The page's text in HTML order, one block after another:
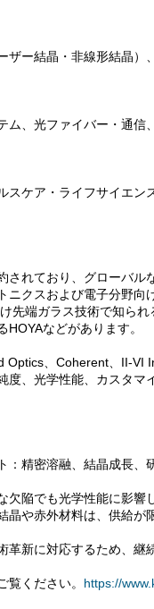
ザー結晶・非線形結晶
ム、光ファイバー・通
スケア・ライフサイエ
されており、グローバ
ニクスおよび電子分野
先端ガラス技術で知ら
などがあります。
Optics、Coherent、II-VI
度、光学性能、カスタ
：精密溶融、結晶成長
欠陥でも光学性能に影響
晶や赤外材料は、供給
革新に対応するため、継
覧ください。 https://